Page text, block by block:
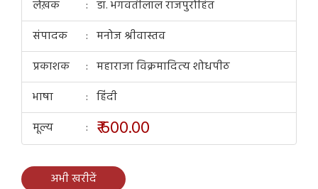
लेख़क
डॉ. भगवतीलाल राजपुरोहित
संपादक
मनोज श्रीवास्तव
प्रकाशक
महाराजा विक्रमादित्‍य शोधपीठ
भाषा
हिंदी
मूल्य
₹ 600.00
अभी खरीदें